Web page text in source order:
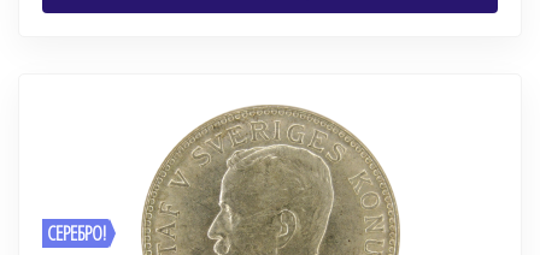
СЕРЕБРО!